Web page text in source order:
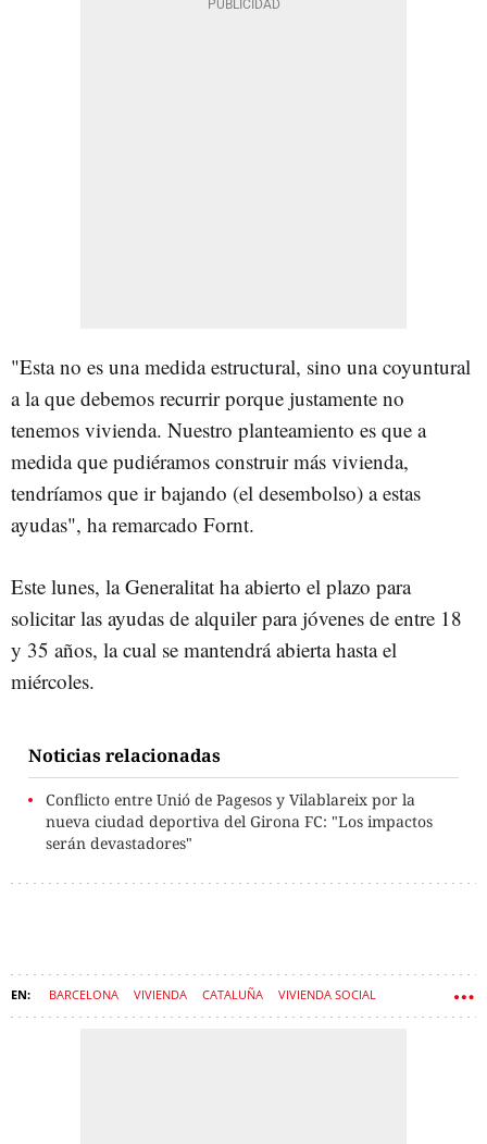
"Esta no es una medida estructural, sino una coyuntural
a la que debemos recurrir porque justamente no
tenemos vivienda. Nuestro planteamiento es que a
medida que pudiéramos construir más vivienda,
tendríamos que ir bajando (el desembolso) a estas
ayudas", ha remarcado Fornt.
Este lunes, la Generalitat ha abierto el plazo para
solicitar las ayudas de alquiler para jóvenes de entre 18
y 35 años, la cual se mantendrá abierta hasta el
miércoles.
Noticias relacionadas
Conflicto entre Unió de Pagesos y Vilablareix por la
nueva ciudad deportiva del Girona FC: "Los impactos
serán devastadores"
BARCELONA VIVIENDA CATALUÑA VIVIENDA SOCIAL